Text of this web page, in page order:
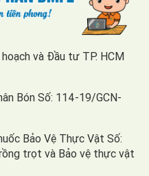
và Đầu tư TP. HCM
Bón Số: 114-19/GCN-
Bảo Vệ Thực Vật Số:
trọt và Bảo vệ thực vật